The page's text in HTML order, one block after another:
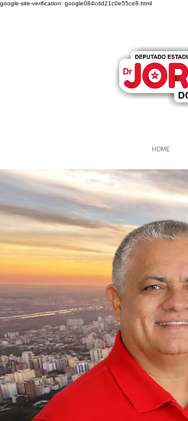
google-site-verification: google084cdd21c0e55ce8.html
HOME